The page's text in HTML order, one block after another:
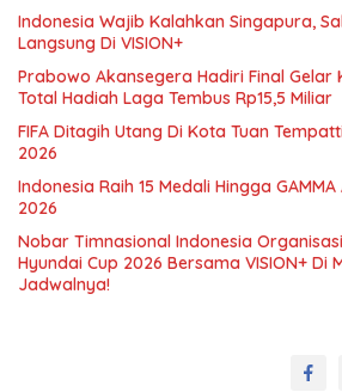
Indonesia Wajib Kalahkan Singapura,
Langsung Di VISION+
Prabowo Akansegera Hadiri Final Gelar
Total Hadiah Laga Tembus Rp15,5 Miliar
FIFA Ditagih Utang Di Kota Tuan
2026
Indonesia Raih 15 Medali Hingga
2026
Nobar Timnasional Indonesia
Hyundai Cup 2026 Bersama VISION+ Di
Jadwalnya!